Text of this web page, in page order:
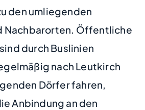
den umliegenden
Nachbarorten. Öffentliche
durch Buslinien
nach Leutkirch
Dörfer fahren,
Anbindung an den